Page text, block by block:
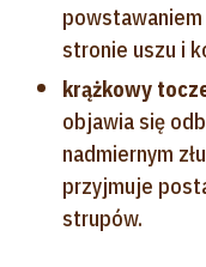
stronie uszu i
krążkowy
objawia się
nadmiernym
przyjmuje
strupów.